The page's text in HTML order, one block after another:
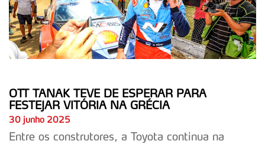
OTT TANAK TEVE DE ESPERAR PARA
FESTEJAR VITÓRIA NA GRÉCIA
30 junho 2025
Entre os construtores, a Toyota continua na